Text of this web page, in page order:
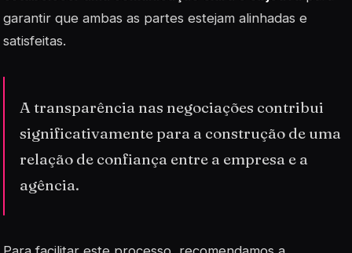
garantir que ambas as partes estejam alinhadas e
satisfeitas.
A transparência nas negociações contribui
significativamente para a construção de uma
relação de confiança entre a empresa e a
agência.